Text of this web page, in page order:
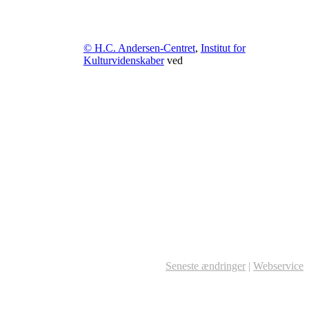
© H.C. Andersen-Centret, Institut for
Kulturvidenskaberved
Seneste ændringer | Webservice